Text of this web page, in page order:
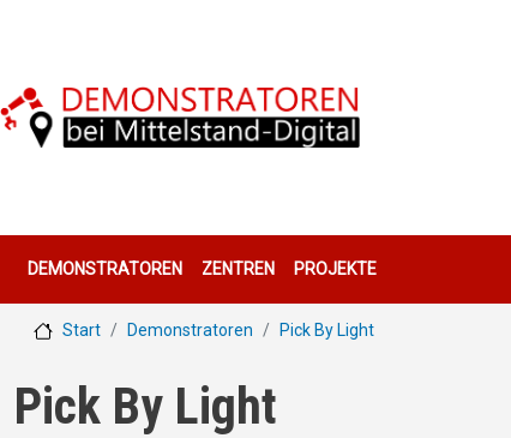
Hauptnavigation
DEMONSTRATOREN ZENTREN PROJEKTE
Start Demonstratoren Pick By Light
Pick By Light